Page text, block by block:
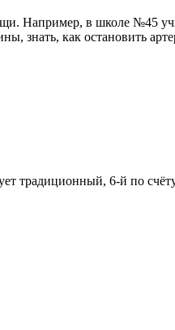
Например, в школе №45
знать, как остановить
традиционный, 6-й по